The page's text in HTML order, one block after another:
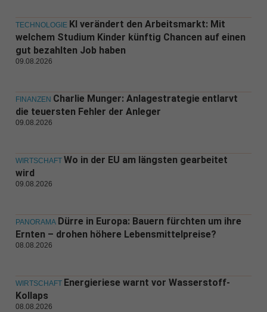
TECHNOLOGIE KI verändert den Arbeitsmarkt: Mit
welchem Studium Kinder künftig Chancen auf einen
gut bezahlten Job haben
09.08.2026
FINANZEN Charlie Munger: Anlagestrategie entlarvt
die teuersten Fehler der Anleger
09.08.2026
WIRTSCHAFT Wo in der EU am längsten gearbeitet
wird
09.08.2026
PANORAMA Dürre in Europa: Bauern fürchten um ihre
Ernten – drohen höhere Lebensmittelpreise?
08.08.2026
WIRTSCHAFT Energieriese warnt vor Wasserstoff-
Kollaps
08.08.2026